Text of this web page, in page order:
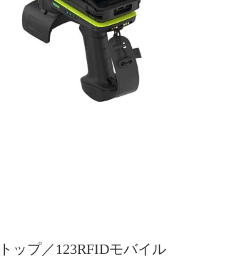
ップ／123RFIDモバイル